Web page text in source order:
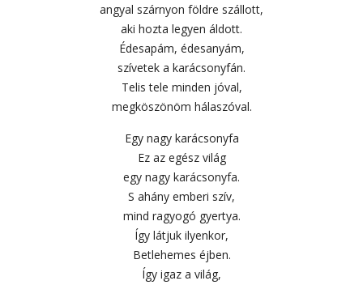
angyal szárnyon földre szállott,
aki hozta legyen áldott.
Édesapám, édesanyám,
szívetek a karácsonyfán.
Telis tele minden jóval,
megköszönöm hálaszóval.
Egy nagy karácsonyfa
Ez az egész világ
egy nagy karácsonyfa.
S ahány emberi szív,
mind ragyogó gyertya.
Így látjuk ilyenkor,
Betlehemes éjben.
Így igaz a világ,